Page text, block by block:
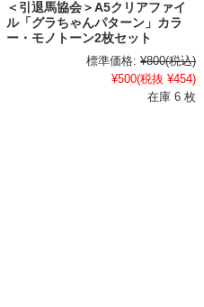
＜引退馬協会＞A5クリアファイ
ル「グラちゃんパターン」カラ
ー・モノトーン2枚セット
標準価格: ¥800(税込)
¥500(税抜 ¥454)
在庫 6 枚